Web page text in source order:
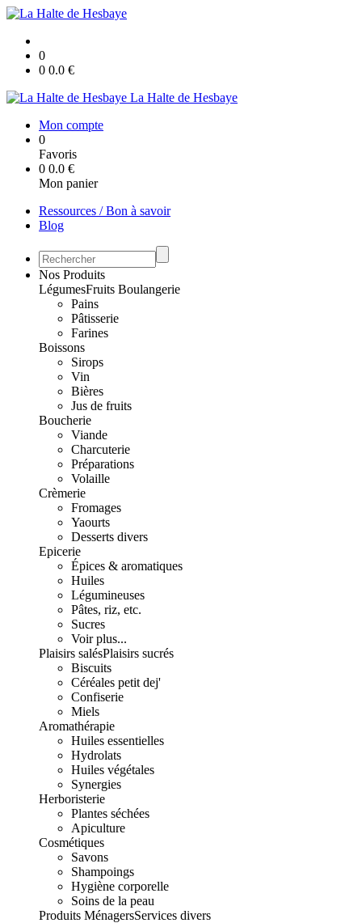
0
0 0.0 €
La Halte de Hesbaye
Mon compte
0
Favoris
0 0.0 €
Mon panier
Ressources / Bon à savoir
Blog
Nos Produits
LégumesFruits Boulangerie
Pains
Pâtisserie
Farines
Boissons
Sirops
Vin
Bières
Jus de fruits
Boucherie
Viande
Charcuterie
Préparations
Volaille
Crèmerie
Fromages
Yaourts
Desserts divers
Epicerie
Épices & aromatiques
Huiles
Légumineuses
Pâtes, riz, etc.
Sucres
Voir plus...
Plaisirs salésPlaisirs sucrés
Biscuits
Céréales petit dej'
Confiserie
Miels
Aromathérapie
Huiles essentielles
Hydrolats
Huiles végétales
Synergies
Herboristerie
Plantes séchées
Apiculture
Cosmétiques
Savons
Shampoings
Hygiène corporelle
Soins de la peau
Produits MénagersServices divers